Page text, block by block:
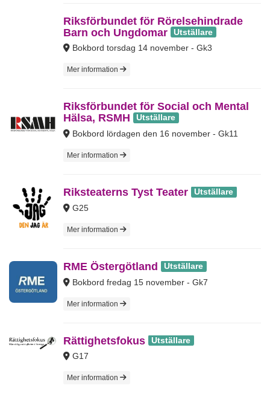
Riksförbundet för Rörelsehindrade
Barn och Ungdomar
Utställare
Bokbord torsdag 14 november - Gk3
Mer information
Riksförbundet för Social och Mental
Hälsa, RSMH
Utställare
Bokbord lördagen den 16 november - Gk11
Mer information
Riksteaterns Tyst Teater Utställare
G25
Mer information
RME Östergötland Utställare
Bokbord fredag 15 november - Gk7
Mer information
Rättighetsfokus Utställare
G17
Mer information